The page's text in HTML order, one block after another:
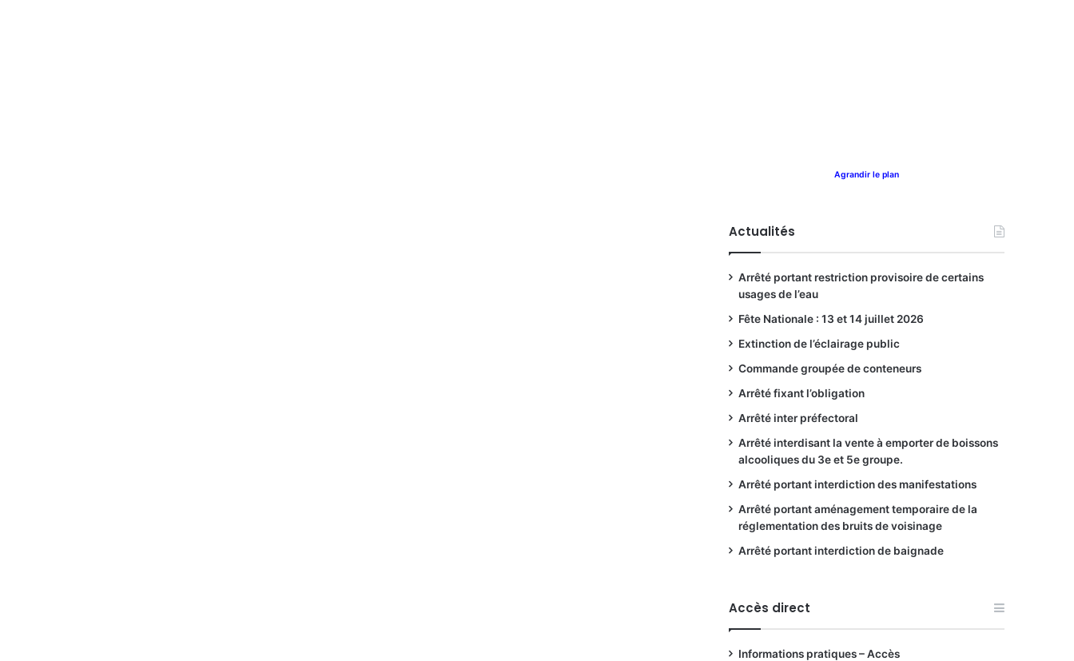
Agrandir le plan
Actualités
Arrêté portant restriction provisoire de certains
usages de l’eau
Fête Nationale : 13 et 14 juillet 2026
Extinction de l’éclairage public
Commande groupée de conteneurs
Arrêté fixant l’obligation
Arrêté inter préfectoral
Arrêté interdisant la vente à emporter de boissons
alcooliques du 3e et 5e groupe.
Arrêté portant interdiction des manifestations
Arrêté portant aménagement temporaire de la
réglementation des bruits de voisinage
Arrêté portant interdiction de baignade
Accès direct
Informations pratiques – Accès